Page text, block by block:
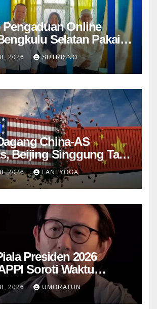
Pengaduan Online
Selatan Pakai
untuk Lapor Rambu
Parkir Liar
2026 SUTRISNO
China-AS
Beijing Singgung Tarif
Penyelidikan
Nasional
8, 2026 FANI YOGA
Presiden 2026
Soroti Waktu
Pemain Hanya Satu
2026 UMORATUN